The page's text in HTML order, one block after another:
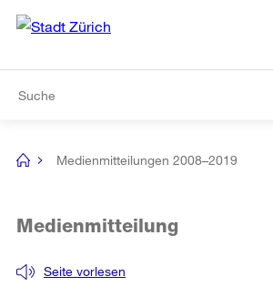
Navigation
[no
Medienmitteilungen 2008–2019
Seite vorlesen
Medienmitteilung